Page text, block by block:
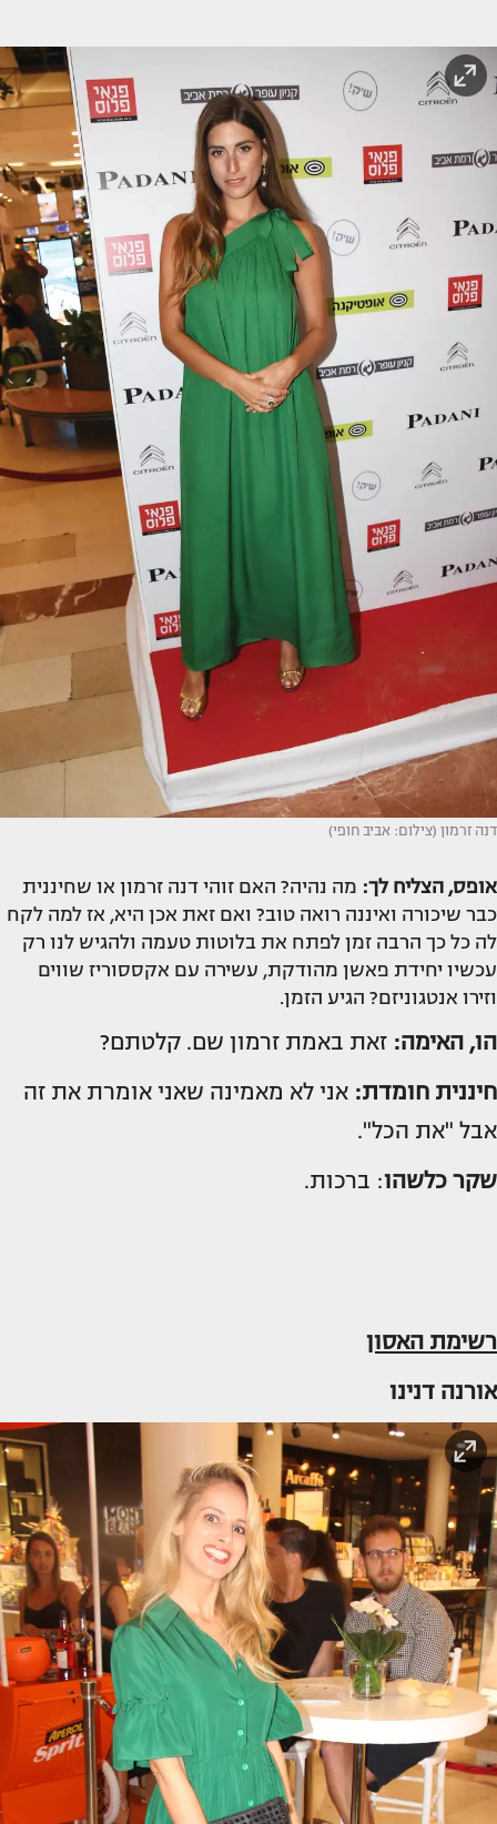
דנה זרמון (צילום: אביב חופי)
אופס, הצליח לך: מה נהיה? האם זוהי דנה זרמון או שחיננית
כבר שיכורה ואיננה רואה טוב? ואם זאת אכן היא, אז למה לקח
לה כל כך הרבה זמן לפתח את בלוטות טעמה ולהגיש לנו רק
עכשיו יחידת פאשן מהודקת, עשירה עם אקססוריז שווים
וזירו אנטגוניזם? הגיע הזמן.
הו, האימה: זאת באמת זרמון שם. קלטתם?
חיננית חומדת: אני לא מאמינה שאני אומרת את זה
אבל "את הכל".
שקר כלשהו: ברכות.
רשימת האסון
אורנה דנינו